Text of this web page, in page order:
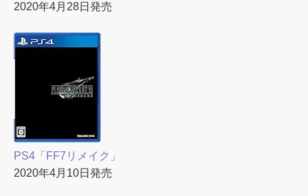
2020年4月28日発売
PS4「FF7リメイク」
2020年4月10日発売